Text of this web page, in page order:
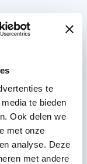
te
te bieden
Ook delen we
met onze
analyse. Deze
met andere